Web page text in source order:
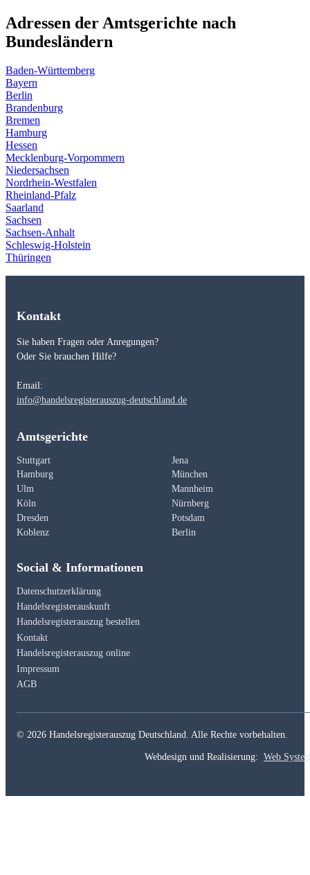
Adressen der Amtsgerichte nach
Bundesländern
Baden-Württemberg
Bayern
Berlin
Brandenburg
Bremen
Hamburg
Hessen
Mecklenburg-Vorpommern
Niedersachsen
Nordrhein-Westfalen
Rheinland-Pfalz
Saarland
Sachsen
Sachsen-Anhalt
Schleswig-Holstein
Thüringen
Kontakt
Sie haben Fragen oder Anregungen?
Oder Sie brauchen Hilfe?
Email:
info@handelsregisterauszug-deutschland.de
Amtsgerichte
Stuttgart
Jena
Hamburg
München
Ulm
Mannheim
Köln
Nürnberg
Dresden
Potsdam
Koblenz
Berlin
Social & Informationen
Datenschutzerklärung
Handelsregisterauskunft
Handelsregisterauszug bestellen
Kontakt
Handelsregisterauszug online
Impressum
AGB
© 2026 Handelsregisterauszug Deutschland. Alle Rechte vorbehalten.
Webdesign und Realisierung: Web